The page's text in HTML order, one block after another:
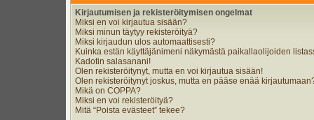
Kirjautumisen ja rekisteröitymisen ongelmat
Miksi en voi kirjautua sisään?
Miksi minun täytyy rekisteröityä?
Miksi kirjaudun ulos automaattisesti?
Kuinka estän käyttäjänimeni näkymästä paikallaolijoiden
Kadotin salasanani!
Olen rekisteröitynyt, mutta en voi kirjautua sisään!
Olen rekisteröitynyt joskus, mutta en pääse enää
Mikä on COPPA?
Miksi en voi rekisteröityä?
Mitä “Poista evästeet” tekee?